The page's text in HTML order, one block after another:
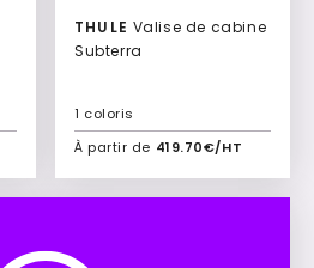
THULE
Subterra
À partir de 419.70€/HT
1 coloris
Ajouter à mon devis